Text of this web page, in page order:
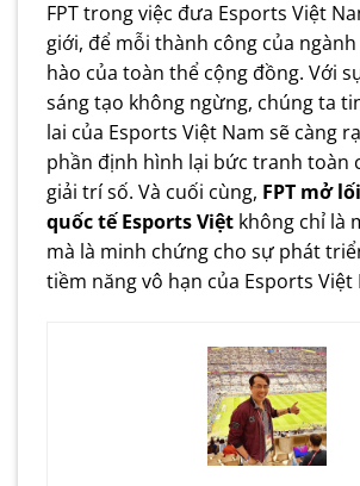
FPT trong việc đưa Esports Việt
giới, để mỗi thành công của
hào của toàn thể cộng đồng. Với
sáng tạo không ngừng, chúng ta
lai của Esports Việt Nam sẽ càng
phần định hình lại bức tranh toàn
giải trí số. Và cuối cùng, FPT mở
quốc tế Esports Việt không chỉ là
mà là minh chứng cho sự phát
tiềm năng vô hạn của Esports Việt